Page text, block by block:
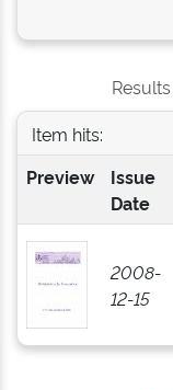
Item hits:
Preview
Issue
Date
2008-
12-15